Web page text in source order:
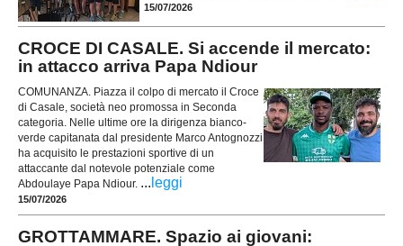
15/07/2026
CROCE DI CASALE. Si accende il mercato:
in attacco arriva Papa Ndiour
COMUNANZA. Piazza il colpo di mercato il Croce
di Casale, società neo promossa in Seconda
categoria. Nelle ultime ore la dirigenza bianco-
verde capitanata dal presidente Marco Antognozzi
ha acquisito le prestazioni sportive di un
attaccante dal notevole potenziale come
Abdoulaye Papa Ndiour. ... leggi
15/07/2026
GROTTAMMARE. Spazio ai giovani: